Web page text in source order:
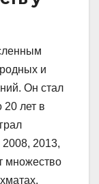
и
Он стал
лет в
2013,
множество